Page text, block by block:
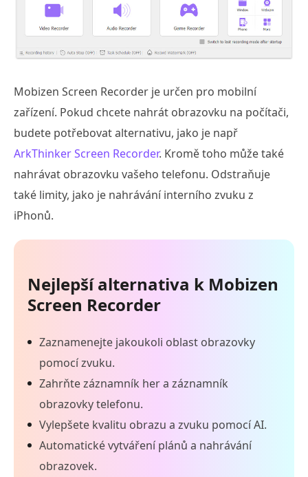
Mobizen Screen Recorder je určen pro mobilní
zařízení. Pokud chcete nahrát obrazovku na počítači,
budete potřebovat alternativu, jako je např
ArkThinker Screen Recorder. Kromě toho může také
nahrávat obrazovku vašeho telefonu. Odstraňuje
také limity, jako je nahrávání interního zvuku z
iPhonů.
Nejlepší alternativa k Mobizen
Screen Recorder
Zaznamenejte jakoukoli oblast obrazovky
pomocí zvuku.
Zahrňte záznamník her a záznamník
obrazovky telefonu.
Vylepšete kvalitu obrazu a zvuku pomocí AI.
Automatické vytváření plánů a nahrávání
obrazovek.